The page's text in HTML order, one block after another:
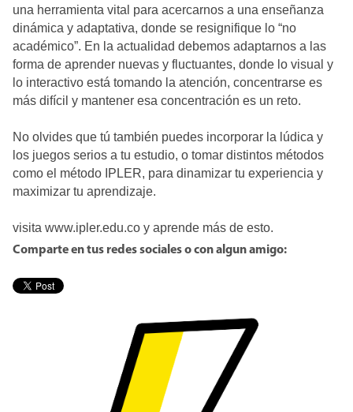
una herramienta vital para acercarnos a una enseñanza
dinámica y adaptativa, donde se resignifique lo “no
académico”. En la actualidad debemos adaptarnos a las
forma de aprender nuevas y fluctuantes, donde lo visual y
lo interactivo está tomando la atención, concentrarse es
más difícil y mantener esa concentración es un reto.
No olvides que tú también puedes incorporar la lúdica y
los juegos serios a tu estudio, o tomar distintos métodos
como el método IPLER, para dinamizar tu experiencia y
maximizar tu aprendizaje.
visita www.ipler.edu.co y aprende más de esto.
Comparte en tus redes sociales o con algun amigo: